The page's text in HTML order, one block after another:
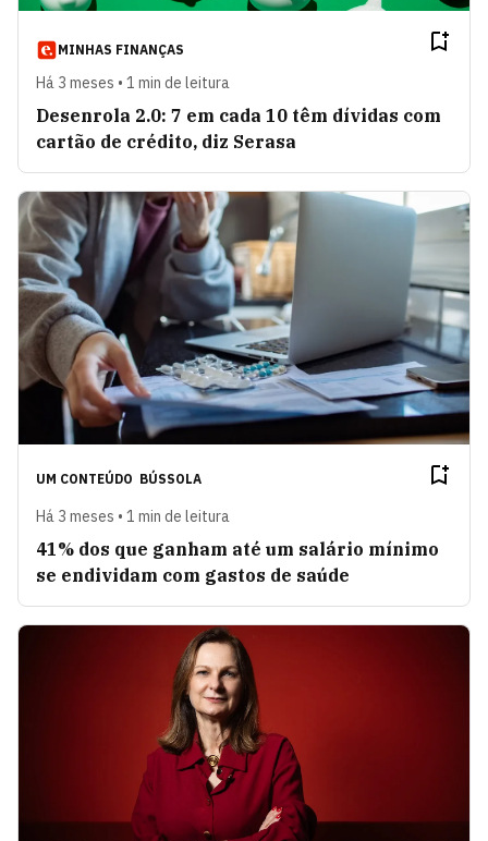
MINHAS FINANÇAS
Há 3 meses • 1 min de leitura
Desenrola 2.0: 7 em cada 10 têm dívidas com
cartão de crédito, diz Serasa
UM CONTEÚDO BÚSSOLA
Há 3 meses • 1 min de leitura
41% dos que ganham até um salário mínimo
se endividam com gastos de saúde